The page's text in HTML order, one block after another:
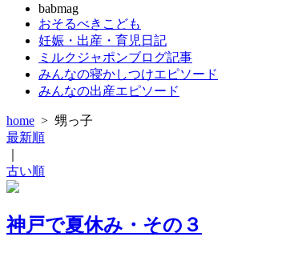
babmag
おそるべきこども
妊娠・出産・育児日記
ミルクジャポンブログ記事
みんなの寝かしつけエピソード
みんなの出産エピソード
home > 甥っ子
最新順
古い順
神戸で夏休み・その３